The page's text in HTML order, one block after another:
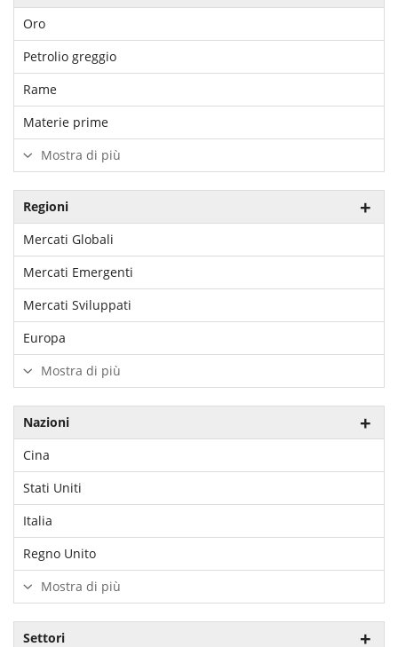
Oro
Petrolio greggio
Rame
Materie prime
Mostra di più
Regioni
Mercati Globali
Mercati Emergenti
Mercati Sviluppati
Europa
Mostra di più
Nazioni
Cina
Stati Uniti
Italia
Regno Unito
Mostra di più
Settori